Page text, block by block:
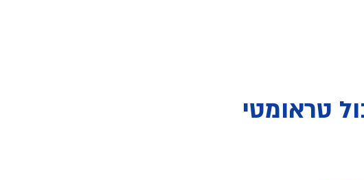
טראומטי